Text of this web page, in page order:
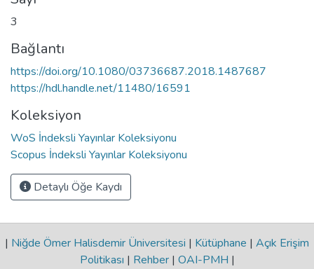
3
Bağlantı
https://doi.org/10.1080/03736687.2018.1487687
https://hdl.handle.net/11480/16591
Koleksiyon
WoS İndeksli Yayınlar Koleksiyonu
Scopus İndeksli Yayınlar Koleksiyonu
Detaylı Öğe Kaydı
| Niğde Ömer Halisdemir Üniversitesi | Kütüphane | Açık Erişim
Politikası | Rehber | OAI-PMH |